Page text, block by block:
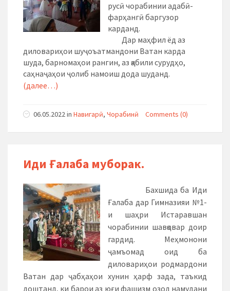
русӣ чорабинии адабӣ-
фарҳангӣ баргузор
карданд.
Дар маҳфил ёд аз
диловариҳои шуҷоъатмандони Ватан карда
шуда, барномаҳои рангин, аз қабили сурудҳо,
саҳнаҷаҳои ҷолиб намоиш дода шуданд.
(далее…)
06.05.2022in Навигарӣ, Чорабинӣ Comments (0)
Иди Ғалаба муборак.
Бахшида ба Иди
Ғалаба дар Гимназияи №1-
и шаҳри Истаравшан
чорабинии шавқовар доир
гардид. Меҳмонони
ҷамъомад оид ба
диловариҳои родмардони
Ватан дар ҷабҳаҳои хунин ҳарф зада, таъкид
доштанд, ки барои аз юғи фашизм озод намудани